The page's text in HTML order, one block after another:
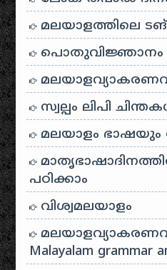
മലയാളത്തിലെ ടങ്
പൊതുവിജ്ഞാനം
സ്വല്പം ലിപി
മലയാളം
പഠിക്കാം
വിശ്വമലയാളം
Malayalam grammar